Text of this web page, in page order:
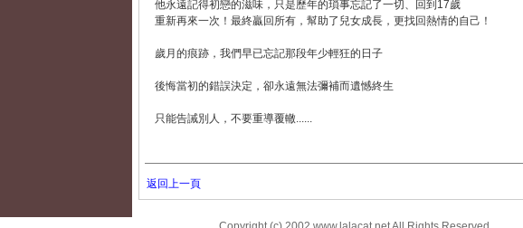
他永遠記得初戀的滋味，只是歷年的瑣事忘記了一切、回到17歲
重新再來一次！最終贏回所有，幫助了兒女成長，更找回熱情的自己！
歲月的痕跡，我們早已忘記那段年少輕狂的日子
後悔當初的錯誤決定，卻永遠無法彌補而遺憾終生
只能告誡別人，不要重導覆轍......
返回上一頁